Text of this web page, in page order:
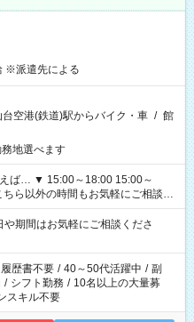
※派遣先による
台空港(鉄道)駅からバイク・車 / 館
地選べます
期間はお気軽にご相談くださ
履歴書不要 / 40～50代活躍中 / 副
/ シフト勤務 / 10名以上の大量募
スキル不要